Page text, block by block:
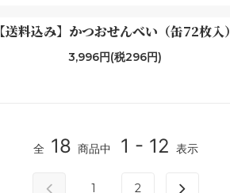
【送料込み】かつおせんべい（缶72枚入）
3,996円(税296円)
全 18 商品中 1 - 12 表示
1 2